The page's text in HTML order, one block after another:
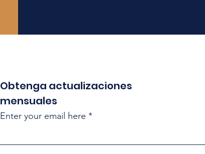
Obtenga actualizaciones
mensuales
Enter your email here